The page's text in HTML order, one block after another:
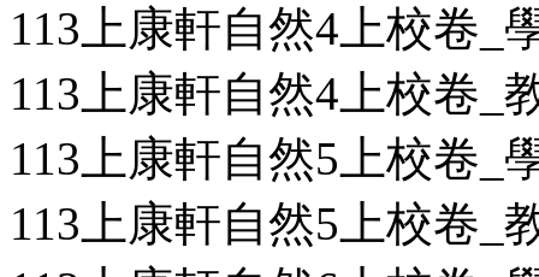
113上康軒自然4上校卷_
113上康軒自然4上校卷_
113上康軒自然5上校卷_
113上康軒自然5上校卷_